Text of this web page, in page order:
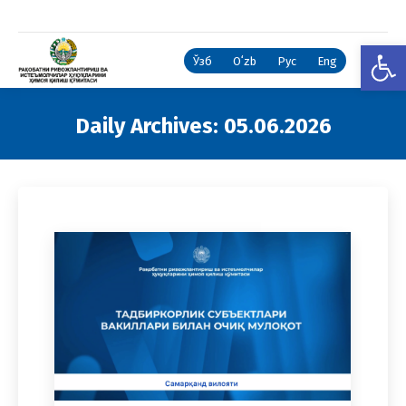
Ўзб Oʻzb Рус Eng
Daily Archives: 05.06.2026